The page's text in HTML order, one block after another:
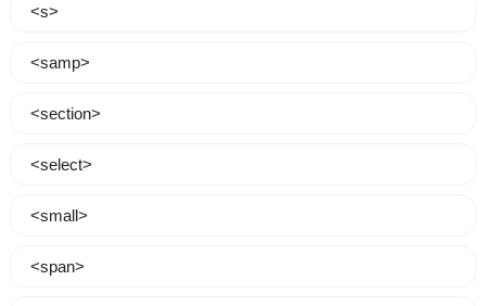
<s>
<samp>
<section>
<select>
<small>
<span>